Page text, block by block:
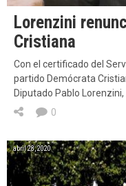
Lorenzini
Cristiana
Con el certificado del
partido Demócrata
Diputado Pablo Lorenzini,
0
abril 28, 2020